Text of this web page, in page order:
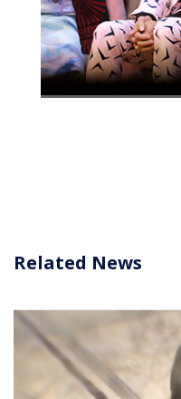
Related News